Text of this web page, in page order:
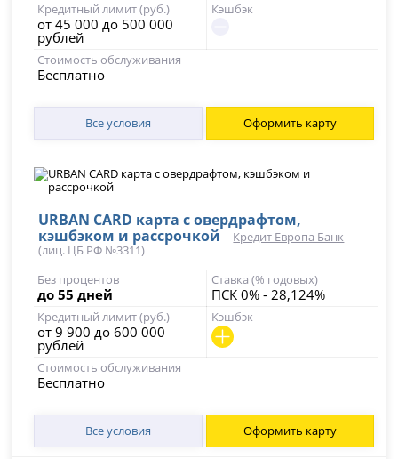
Кредитный лимит (руб.)
от 45 000 до 500 000
рублей
Кэшбэк
Стоимость обслуживания
Бесплатно
Все условия Оформить карту
URBAN CARD карта с овердрафтом,
кэшбэком и рассрочкой - Кредит Европа Банк
(лиц. ЦБ РФ №3311)
Без процентов
до 55 дней
Ставка (% годовых)
ПСК 0% - 28,124%
Кредитный лимит (руб.)
от 9 900 до 600 000
рублей
Кэшбэк
Стоимость обслуживания
Бесплатно
Все условия Оформить карту